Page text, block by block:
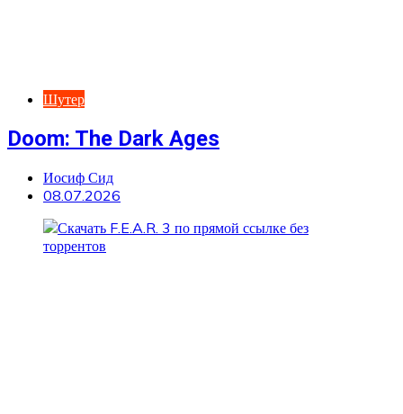
Шутер
Doom: The Dark Ages
Иосиф Сид
08.07.2026